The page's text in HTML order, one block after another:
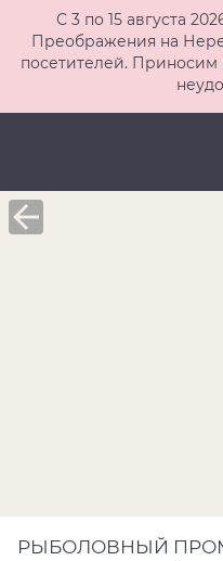
С 3 по 15 августа
Преображения на
посетителей.
РЫБОЛОВНЫЙ